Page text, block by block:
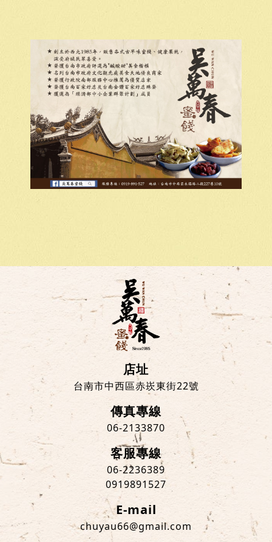
店址
台南市中西區赤崁東街22號
傳真專線
06-2133870
客服專線
06-2236389
0919891527
E-mail
chuyau66@gmail.com